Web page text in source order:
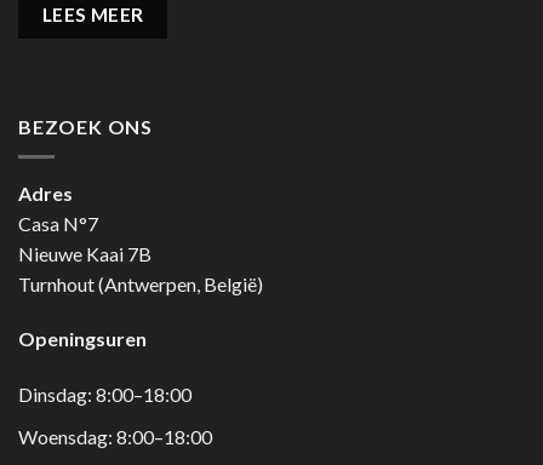
LEES MEER
BEZOEK ONS
Adres
Casa N°7
Nieuwe Kaai 7B
Turnhout (Antwerpen, België)
Openingsuren
Dinsdag: 8:00–18:00
Woensdag: 8:00–18:00